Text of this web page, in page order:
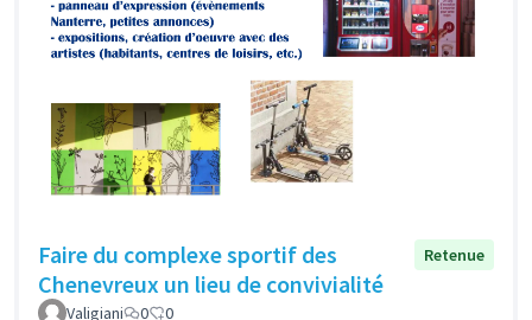
Faire du complexe sportif des
Chenevreux un lieu de convivialité
Retenue
Valigiani 0 0